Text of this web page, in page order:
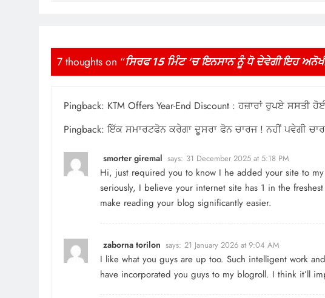
7 thoughts on “ਸਿਰਫ 15 ਮਿੰਟ ‘ਚ ਇਨਸਾਨ ਨੂੰ ਧੋ ਦੇਵੇਗੀ ਇਹ
Pingback: KTM Offers Year-End Discount : ਹਜ਼ਾਰਾਂ ਰੁਪਏ ਸਸਤੀ
Pingback:ਇੱਕ ਸਮਾਰਟਫੋਨ ਕਰੇਗਾ ਦੂਸਰਾ ਫੋਨ ਚਾਰਜ ! ਨਹੀਂ ਪਵੇਗੀ
smorter giremal says: 31 December 2025 at 5:18 PM
Hi, just required you to know I he added your site to
seriously, I believe your internet site has 1 in the
make reading your blog significantly easier.
zaborna torilon says: 21 January 2026 at 9:04 AM
I like what you guys are up too. Such intelligent work
have incorporated you guys to my blogroll. I think it’ll